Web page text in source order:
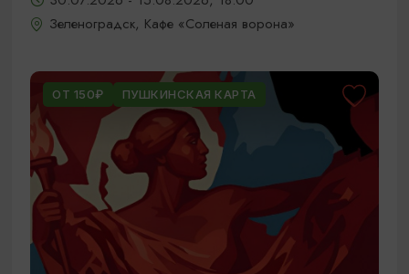
Зеленоградск, Кафе «Соленая ворона»
ОТ 150₽ ПУШКИНСКАЯ КАРТА